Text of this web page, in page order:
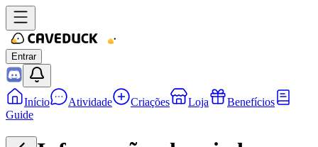
Entrar
Início Atividade Criações Loja
Benefícios
Guide